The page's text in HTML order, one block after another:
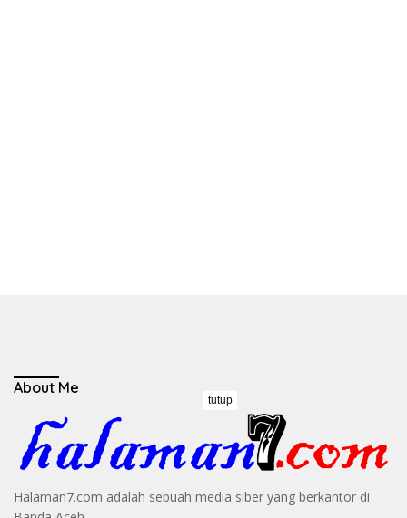
About Me
Halaman7.com adalah sebuah media siber yang berkantor di
tutup